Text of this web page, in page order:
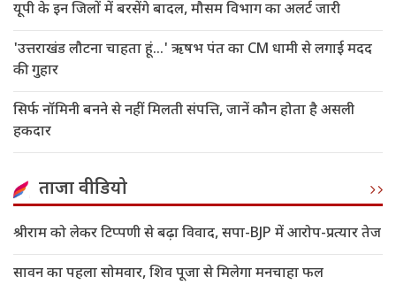
यूपी के इन जिलों में बरसेंगे बादल, मौसम विभाग का अलर्ट जारी
'उत्तराखंड लौटना चाहता हूं...' ऋषभ पंत का CM धामी से लगाई मदद
की गुहार
सिर्फ नॉमिनी बनने से नहीं मिलती संपत्ति, जानें कौन होता है असली
हकदार
ताजा वीडियो
श्रीराम को लेकर टिप्पणी से बढ़ा विवाद, सपा-BJP में आरोप-प्रत्यार तेज
सावन का पहला सोमवार, शिव पूजा से मिलेगा मनचाहा फल